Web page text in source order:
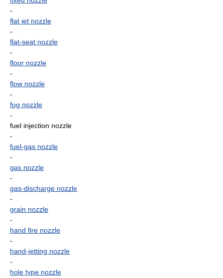
-
flat jet nozzle
-
flat-seat nozzle
-
floor nozzle
-
flow nozzle
-
fog nozzle
-
fuel injection nozzle
-
fuel-gas nozzle
-
gas nozzle
-
gas-discharge nozzle
-
grain nozzle
-
hand fire nozzle
-
hand-jetting nozzle
-
hole type nozzle